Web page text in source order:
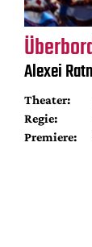
Alexei
Theater:
Regie:
Premiere: